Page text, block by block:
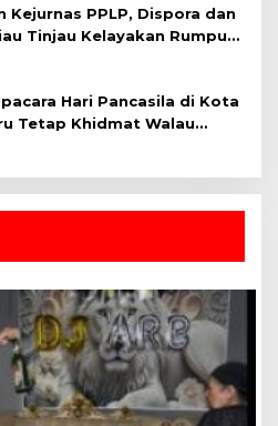
Kejurnas PPLP, Dispora dan
Tinjau Kelayakan Rumput
Sepakbola
Hari Pancasila di Kota
Tetap Khidmat Walau